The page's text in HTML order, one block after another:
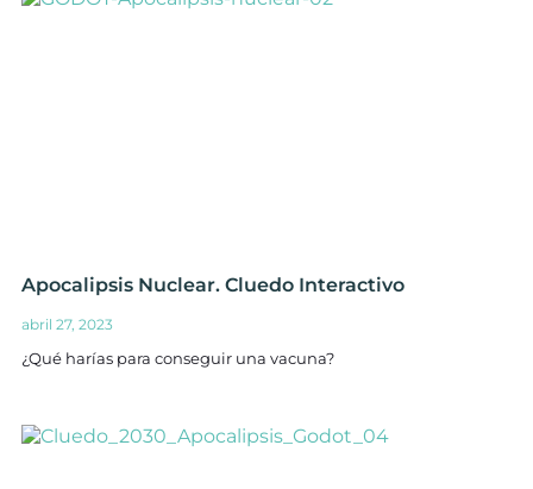
Apocalipsis Nuclear. Cluedo Interactivo
abril 27, 2023
¿Qué harías para conseguir una vacuna?